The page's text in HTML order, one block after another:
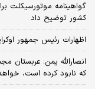
گواهینامه موتورسیکلت
کشور توضیح داد
اظهارات رئیس جمهور
انصارالله یمن:
که نابود کرده است،